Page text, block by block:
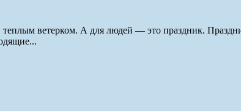
ветерком. А для людей — это праздник.